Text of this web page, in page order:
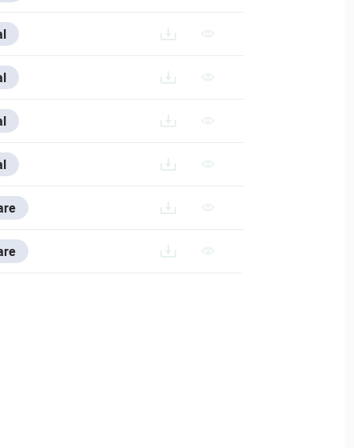
NVR2106M
V/ESPANOL/NVR2106M_ES
V/FRANCE-1/NVR2106M_FR
V/ITALIAN/NVR2106M_IT
AND-TOOLS/VESTA-CONFIG-TOOL
AND-TOOLS/VSS-SOFTWARE#DOWNLOAD-VSS